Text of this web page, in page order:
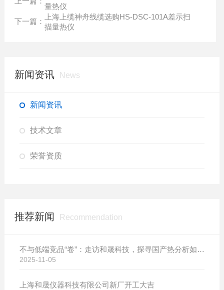
量热仪
下一篇：
上海上缆神舟线缆选购HS-DSC-101A差示扫
描量热仪
新闻资讯 News
新闻资讯
技术文章
荣誉资质
推荐新闻 Recommendation
不与低端竞品“卷”：走访和晟科技，探寻国产热分析如何行稳致远
2025-11-05
上海和晟仪器科技有限公司新厂开工大吉